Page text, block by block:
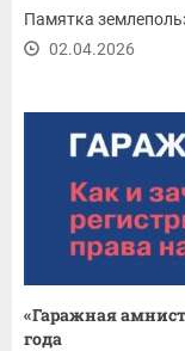
Памятка
02.04.2026
«Гаражная
года